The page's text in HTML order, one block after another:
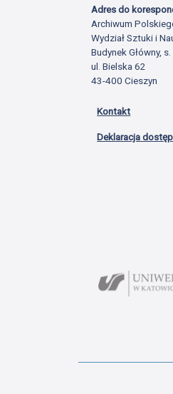
Adres do
Archiwum
Wydział Sztuki i
Budynek Główny,
ul. Bielska 62
43-400 Cieszyn
Kontakt
Deklaracja